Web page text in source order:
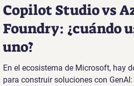
Copilot Studio vs
Foundry: ¿cuándo
uno?
En el ecosistema de Microsoft, hay
para construir soluciones con GenAI: